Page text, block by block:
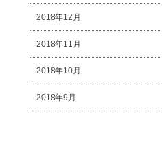
2018年12月
2018年11月
2018年10月
2018年9月